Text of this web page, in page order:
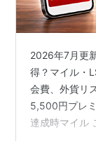
2026年7月更
得？マイル・
会費、外貨リ
5,500円プレ
達成時マイル